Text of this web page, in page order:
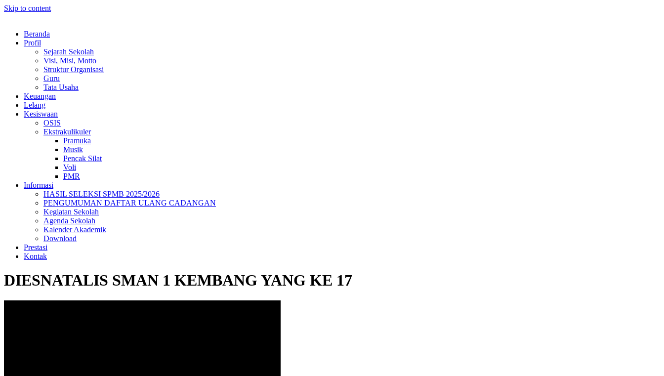
Skip to content
Beranda
Profil
Sejarah Sekolah
Visi, Misi, Motto
Struktur Organisasi
Guru
Tata Usaha
Keuangan
Lelang
Kesiswaan
OSIS
Ekstrakulikuler
Pramuka
Musik
Pencak Silat
Voli
PMR
Informasi
HASIL SELEKSI SPMB 2025/2026
PENGUMUMAN DAFTAR ULANG CADANGAN
Kegiatan Sekolah
Agenda Sekolah
Kalender Akademik
Download
Prestasi
Kontak
DIESNATALIS SMAN 1 KEMBANG YANG KE 17